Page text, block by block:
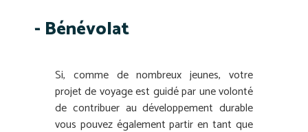
- Bénévolat
Si, comme de nombreux jeunes, votre
projet de voyage est guidé par une volonté
de contribuer au développement durable
vous pouvez également partir en tant que